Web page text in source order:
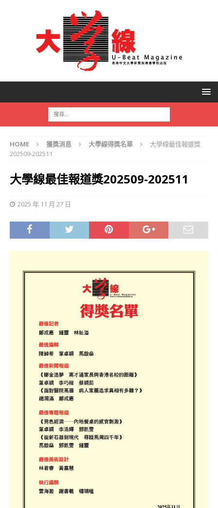
HOME 獲獎消息 大學線得獎名單
大學線最佳報道獎
202509-202511
大學線最佳報道獎202509-202511
2025 年 11 月 27 日